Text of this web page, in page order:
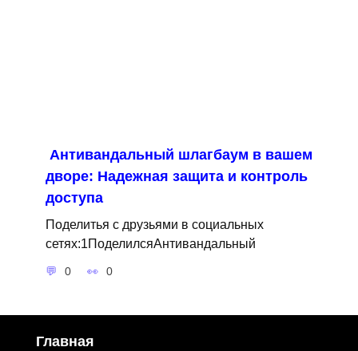
Антивандальный шлагбаум в вашем
дворе: Надежная защита и контроль
доступа
Поделитья с друзьями в социальных
сетях:1ПоделилсяАнтивандальный
0 0
Главная